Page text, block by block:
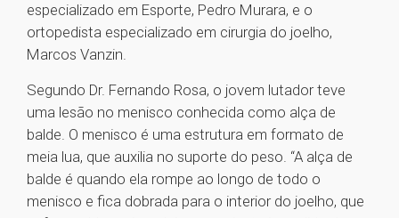
especializado em Esporte, Pedro Murara, e o
ortopedista especializado em cirurgia do joelho,
Marcos Vanzin.
Segundo Dr. Fernando Rosa, o jovem lutador teve
uma lesão no menisco conhecida como alça de
balde. O menisco é uma estrutura em formato de
meia lua, que auxilia no suporte do peso. “A alça de
balde é quando ela rompe ao longo de todo o
menisco e fica dobrada para o interior do joelho, que